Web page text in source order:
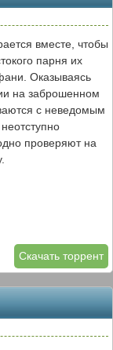
вместе, чтобы
парня их
Оказываясь
на заброшенном
с неведомым
проверяют на
Скачать торрент